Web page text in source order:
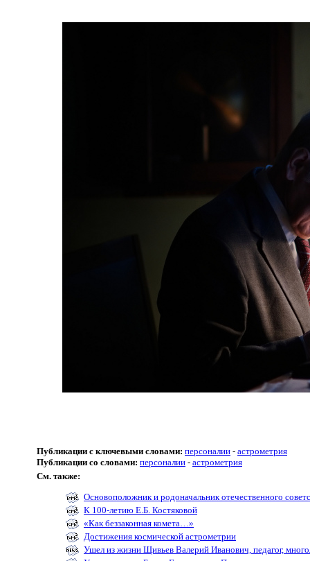
Публикации с ключевыми словами: персоналии - астрометрия
Публикации со словами: персоналии - астрометрия
См. также:
Основоположник и родоначальник отечественного
К 100-летию Е.Б. Костяковой
«Как беззаконная комета…»
Достижения космической астрометрии
Ушел из жизни Щивьев Валерий Иванович, педагог,